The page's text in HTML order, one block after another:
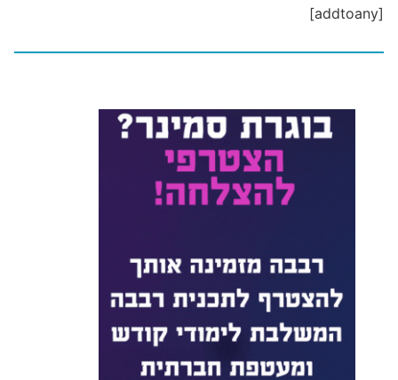
[addtoany]